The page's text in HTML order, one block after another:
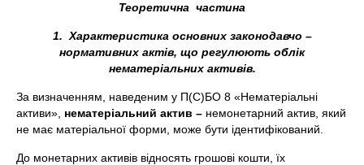
Теоретична частина
1. Характеристика основних законодавчо –
нормативних актів, що регулюють облік
нематеріальних активів.
За визначенням, наведеним у П(С)БО 8 «Нематеріальні
активи», нематеріальний актив – немонетарний актив, який
не має матеріальної форми, може бути ідентифікований.
До монетарних активів відносять грошові кошти, їх